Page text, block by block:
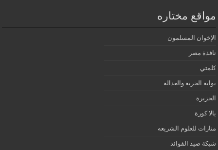
مواقع مختاره
الإخوان المسلمون
نافذة مصر
كلمتي
بوابة الحرية والعدالة
الجزيرة
يالا كورة
منارات للعلوم الشريعه
شبكة صيد الفوائد